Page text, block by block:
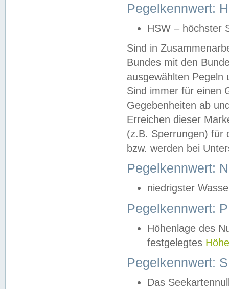
Pegelkennwert:
HSW – höchster
Sind in
Bundes mit den
ausgewählten
Sind immer für einen
Gegebenheiten ab
Erreichen dieser
(z.B. Sperrungen) für
bzw. werden bei
Pegelkennwert:
niedrigster
Pegelkennwert:
Höhenlage des
festgelegtes
Pegelkennwert:
Das